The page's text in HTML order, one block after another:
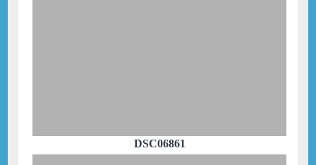
DSC06861